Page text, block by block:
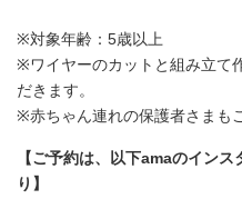
※対象年齢：5歳以上
※ワイヤーのカットと組み立て
だきます。
※赤ちゃん連れの保護者さまも
【ご予約は、以下amaのイン
り】